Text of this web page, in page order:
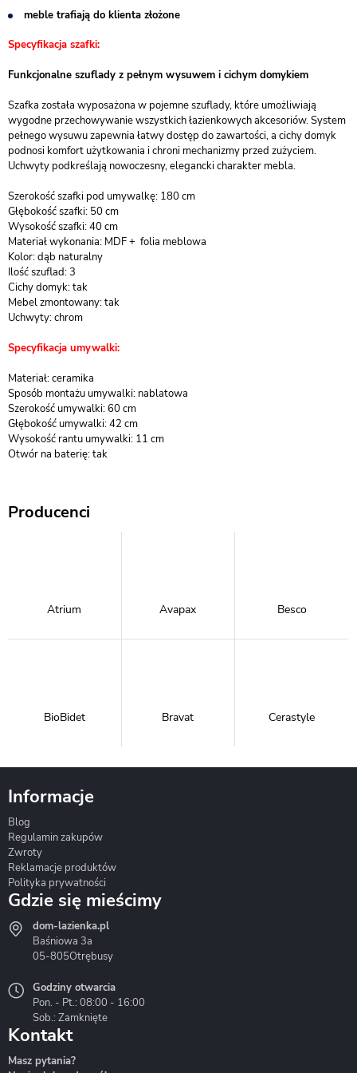
meble trafiają do klienta złożone
Specyfikacja szafki:
Funkcjonalne szuflady z pełnym wysuwem i cichym domykiem
Szafka została wyposażona w pojemne szuflady, które umożliwiają
wygodne przechowywanie wszystkich łazienkowych akcesoriów. System
pełnego wysuwu zapewnia łatwy dostęp do zawartości, a cichy domyk
podnosi komfort użytkowania i chroni mechanizmy przed zużyciem.
Uchwyty podkreślają nowoczesny, elegancki charakter mebla.
Szerokość szafki pod umywalkę: 180 cm
Głębokość szafki: 50 cm
Wysokość szafki: 40 cm
Materiał wykonania: MDF + folia meblowa
Kolor: dąb naturalny
Ilość szuflad: 3
Cichy domyk: tak
Mebel zmontowany: tak
Uchwyty: chrom
Specyfikacja umywalki:
Materiał: ceramika
Sposób montażu umywalki: nablatowa
Szerokość umywalki: 60 cm
Głębokość umywalki: 42 cm
Wysokość rantu umywalki: 11 cm
Otwór na baterię: tak
Producenci
Atrium Avapax Besco
BioBidet Bravat Cerastyle
Hydrostop
Liveno
Informacje
Blog
Regulamin zakupów
Zwroty
Reklamacje produktów
Polityka prywatności
Gdzie się mieścimy
dom-lazienka.pl
Baśniowa 3a
05-805Otrębusy
Godziny otwarcia
Pon. - Pt.: 08:00 - 16:00
Sob.: Zamknięte
Kontakt
Masz pytania?